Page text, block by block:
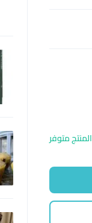
المنتج متوفر